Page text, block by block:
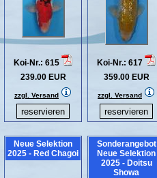
Koi-Nr.: 615
239.00 EUR
zzgl. Versand
Koi-Nr.: 617
359.00 EUR
zzgl. Versand
Neue Selektion
2025 - Red Chagoi
Sonderangebot
Neue Selektion
2025 - Doitsu
Showa